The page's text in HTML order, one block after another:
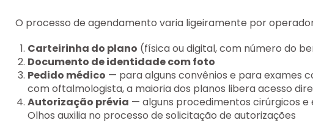
O processo de agendamento varia ligeiramente por
Carteirinha do plano (física ou digital, com número do
Documento de identidade com foto
Pedido médico — para alguns convênios e para exames
com oftalmologista, a maioria dos planos libera acesso
Autorização prévia — alguns procedimentos cirúrgicos e
Olhos auxilia no processo de solicitação de autorizações